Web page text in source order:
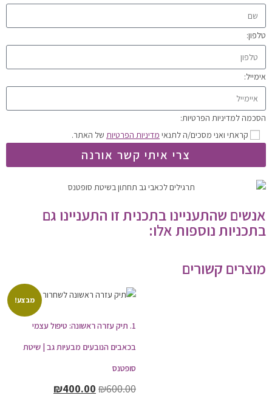
טלפון:
אימייל:
הסכמה למדיניות הפרטיות:
קראתי ואני מסכים/ה לתנאי מדיניות הפרטיות של האתר.
צרי איתי קשר אורנה
אנשים שהתעניינו בתכנית זו התעניינו גם
בתכניות נוספות אלו:
מוצרים קשורים
מבצע!
1. תיק עזרה ראשונה: טיפול עצמי
בכאבים הנובעים מבעיות גב | שיטת
סופטנס
₪600.00
₪400.00